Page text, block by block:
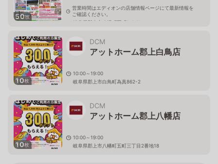
50枚
営業時間はエディオンの店舗情報ページにて最新情報を
ご確認ください。
岐阜県郡上市八幡町五町1-1-11
10枚
DCM
アットホーム郡上白鳥店
10:00～19:00
岐阜県郡上市白鳥町為真862-2
10枚
DCM
アットホーム郡上八幡店
10:00～19:00
岐阜県郡上市八幡町五町三丁目2番地18